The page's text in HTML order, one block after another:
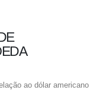
ao dólar americano